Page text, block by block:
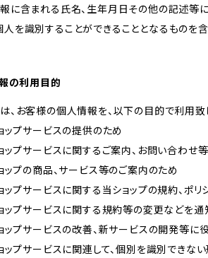
に含まれる氏名、生年月日その他の記述等
人を識別することができることとなるものを
の利用目的
、お客様の個人情報を、以下の目的で利用致
ョップサービスの提供のため
ョップサービスに関するご案内、お問い合わせ
ョップの商品、サービス等のご案内のため
ョップサービスに関する当ショップの規約、ポ
ョップサービスに関する規約等の変更などを
ョップサービスの改善、新サービスの開発等に
ョップサービスに関連して、個別を識別でき